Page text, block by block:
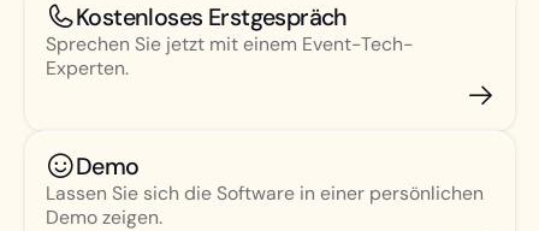
Kostenloses Erstgespräch
Sprechen Sie jetzt mit einem Event-Tech-
Experten.
Demo
Lassen Sie sich die Software in einer persönlichen
Demo zeigen.